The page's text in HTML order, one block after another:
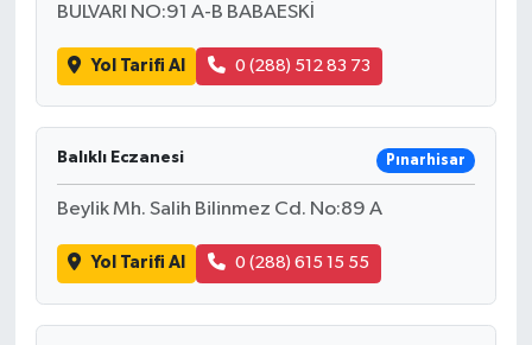
BULVARI NO:91 A-B BABAESKİ
Yol Tarifi Al 0 (288) 512 83 73
Balıklı Eczanesi Pınarhisar
Beylik Mh. Salih Bilinmez Cd. No:89 A
Yol Tarifi Al 0 (288) 615 15 55